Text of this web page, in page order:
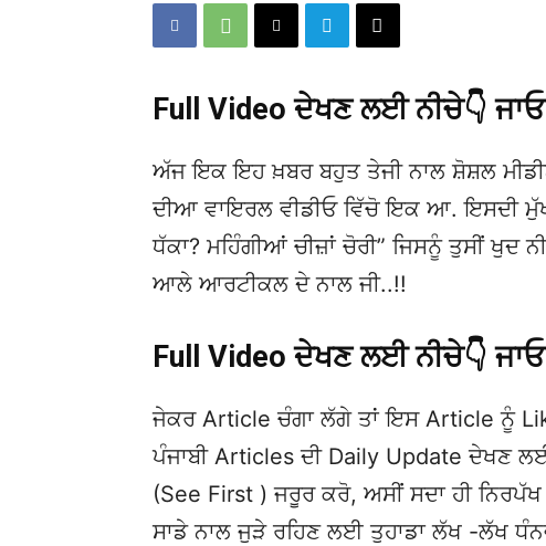
Full Video ਦੇਖਣ ਲਈ ਨੀਚੇ👇
ਅੱਜ ਇਕ ਇਹ ਖ਼ਬਰ ਬਹੁਤ ਤੇਜੀ ਨਾਲ ਸ਼ੋਸ਼ਲ
ਦੀਆ ਵਾਇਰਲ ਵੀਡੀਓ ਵਿੱਚੋ ਇਕ ਆ. ਇਸਦੀ
ਧੱਕਾ? ਮਹਿੰਗੀਆਂ ਚੀਜ਼ਾਂ ਚੋਰੀ” ਜਿਸਨੂੰ ਤੁਸੀਂ
ਆਲੇ ਆਰਟੀਕਲ ਦੇ ਨਾਲ ਜੀ..!!
Full Video ਦੇਖਣ ਲਈ ਨੀਚੇ👇
ਜੇਕਰ Article ਚੰਗਾ ਲੱਗੇ ਤਾਂ ਇਸ Article ਨੂੰ
ਪੰਜਾਬੀ Articles ਦੀ Daily Update ਦੇਖਣ
(See First ) ਜਰੂਰ ਕਰੋ, ਅਸੀਂ ਸਦਾ ਹੀ
ਸਾਡੇ ਨਾਲ ਜੁੜੇ ਰਹਿਣ ਲਈ ਤੁਹਾਡਾ ਲੱਖ -ਲੱਖ